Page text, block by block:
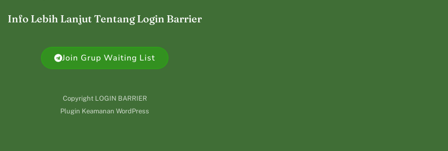
Info Lebih Lanjut Tentang Login Barrier
Join Grup Waiting List
Copyright LOGIN BARRIER
Plugin Keamanan WordPress